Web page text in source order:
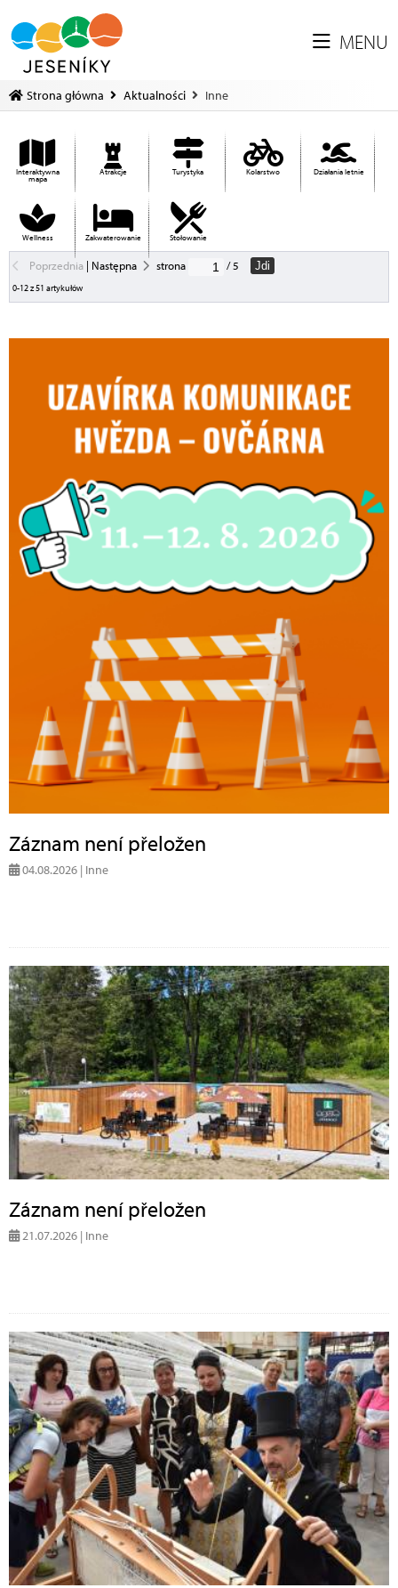
MENU
Strona główna Aktualności Inne
Interaktywna
mapa
Atrakcje Turystyka Kolarstwo Działania letnie
Wellness Zakwaterowanie Stołowanie
Poprzednia| Następna strona / 5 Jdi
0-12 z 51 artykułów
Záznam není přeložen
04.08.2026 | Inne
Záznam není přeložen
21.07.2026 | Inne